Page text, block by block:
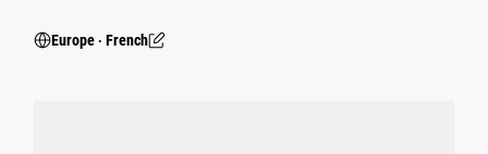
Europe ‧ French